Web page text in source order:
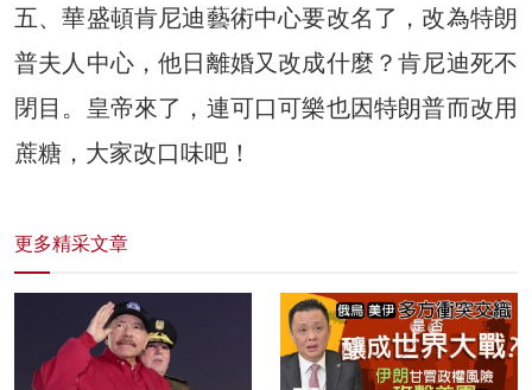
五、華盛頓肯尼迪藝術中心要改名了，改為特朗
普夫人中心，他日離婚又改成什麼？肯尼迪死不
閉目。皇帝來了，連可口可樂也因特朗普而改用
蔗糖，大家改口味吧！
更多精采文章